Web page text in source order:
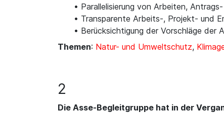
• Parallelisierung von Arbeiten,
• Transparente Arbeits-, Projekt- und
• Berücksichtigung der Vorschläge der
Themen: Natur- und Umweltschutz,
2
Die Asse-Begleitgruppe hat in der